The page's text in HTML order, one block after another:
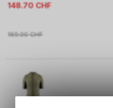
148.70 CHF
169.00 CHF